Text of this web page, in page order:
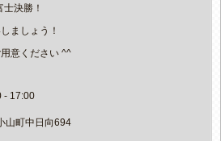
決勝！
ましょう！
意ください ^^
- 17:00
山町中日向694